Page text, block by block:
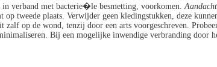
verband met bacterie�le besmetting, voorkomen.
tweede plaats. Verwijder geen kledingstukken, deze
zalf op de wond, tenzij door een arts voorgeschreven.
Bij een mogelijke inwendige verbranding door